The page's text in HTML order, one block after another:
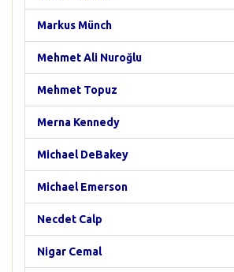
Markus Münch
Mehmet Ali Nuroğlu
Mehmet Topuz
Merna Kennedy
Michael DeBakey
Michael Emerson
Necdet Calp
Nigar Cemal